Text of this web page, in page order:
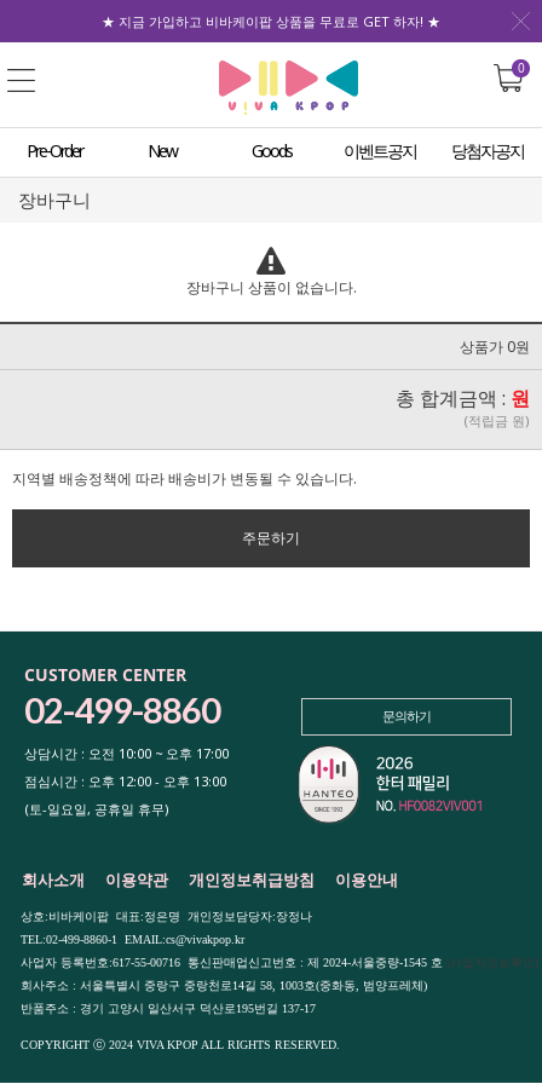
★ 지금 가입하고 비바케이팝 상품을 무료로 GET 하자! ★
0
Pre-Order New Goods 이벤트공지 당첨자공지
장바구니
장바구니 상품이 없습니다.
상품가 0원
총 합계금액 : 원
(적립금 원)
지역별 배송정책에 따라 배송비가 변동될 수 있습니다.
주문하기
CUSTOMER CENTER
02-499-8860
상담시간 : 오전 10:00 ~ 오후 17:00
점심시간 : 오후 12:00 - 오후 13:00
(토-일요일, 공휴일 휴무)
문의하기
회사소개 이용약관 개인정보취급방침 이용안내
상호:비바케이팝 대표:정은명 개인정보담당자:장정나
TEL:02-499-8860-1 EMAIL:cs@vivakpop.kr
사업자 등록번호:617-55-00716 통신판매업신고번호 : 제 2024-서울중량-1545 호 [사업자정보확인]
회사주소 : 서울특별시 중랑구 중랑천로14길 58, 1003호(중화동, 범양프레체)
반품주소 : 경기 고양시 일산서구 덕산로195번길 137-17
COPYRIGHT ⓒ 2024 VIVA KPOP ALL RIGHTS RESERVED.